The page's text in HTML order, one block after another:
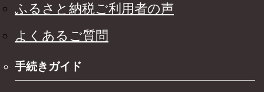
ふるさと納税ご利用者の声
よくあるご質問
手続きガイド